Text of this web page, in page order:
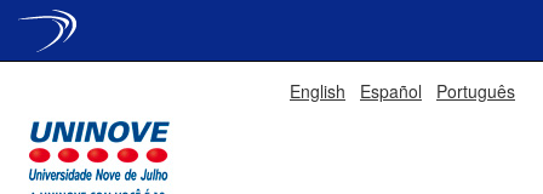
English Español Português